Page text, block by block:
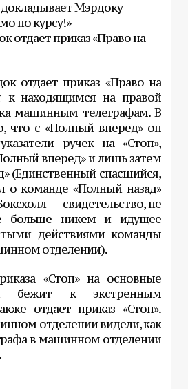
Мэрдоку
по курсу!»
отдает приказ «Право на
отдает приказ «Право на
к находящимся на правой
машинным телеграфам. В
что с «Полный вперед» он
ручек на «Стоп»,
вперед» и лишь затем
(Единственный спасшийся,
о команде «Полный назад»
— свидетельство, не
больше никем и идущее
действиями команды
отделении).
«Стоп» на основные
бежит к экстренным
отдает приказ «Стоп».
отделении видели, как
в машинном отделении